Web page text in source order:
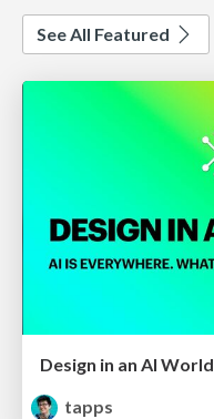
See All Featured
Design in an AI World
tapps